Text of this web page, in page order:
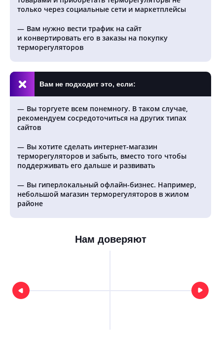
только через социальные сети и маркетплейсы
Вам нужно вести трафик на сайт
и конвертировать его в заказы на покупку
терморегуляторов
Вам не подходит это, если:
Вы торгуете всем понемногу. В таком случае,
рекомендуем сосредоточиться на других типах
сайтов
Вы хотите сделать интернет-магазин
терморегуляторов и забыть, вместо того чтобы
поддерживать его дальше и развивать
Вы гиперлокальный офлайн-бизнес. Например,
небольшой магазин терморегуляторов в жилом
районе
Нам доверяют